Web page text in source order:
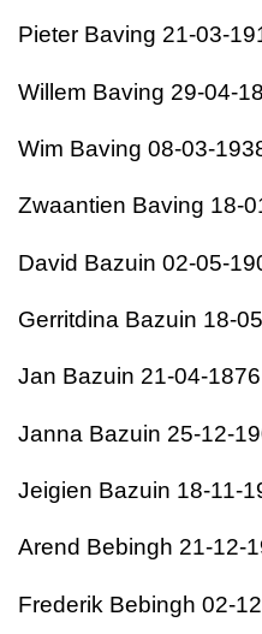
Pieter Baving 21-03-
Willem Baving 29-04-
Wim Baving 08-03-
Zwaantien Baving 18-
David Bazuin 02-05-
Gerritdina Bazuin 18-
Jan Bazuin 21-04-
Janna Bazuin 25-12-
Jeigien Bazuin 18-11-
Arend Bebingh 21-12-
Frederik Bebingh 02-